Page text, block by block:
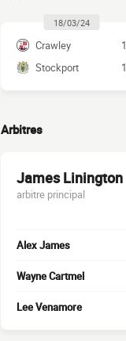
18/03/24
Crawley
1
Stockport
1
Arbitres
James Linington
arbitre principal
Alex James
Wayne Cartmel
Lee Venamore